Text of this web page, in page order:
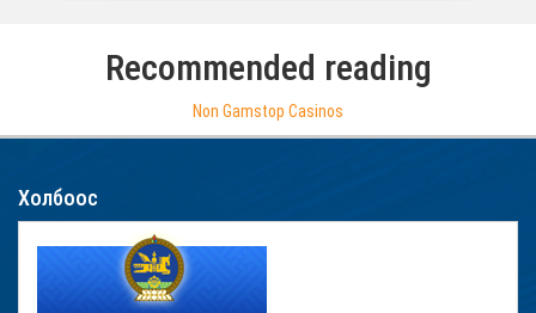
Recommended reading
Non Gamstop Casinos
Холбоос